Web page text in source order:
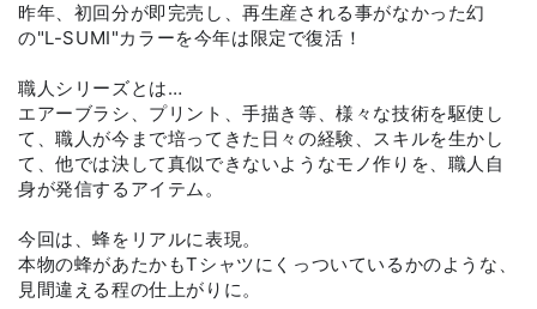
昨年、初回分が即完売し、再生産される事がなかった幻
の"L-SUMI"カラーを今年は限定で復活！
職人シリーズとは…
エアーブラシ、プリント、手描き等、様々な技術を駆使し
て、職人が今まで培ってきた日々の経験、スキルを生かし
て、他では決して真似できないようなモノ作りを、職人自
身が発信するアイテム。
今回は、蜂をリアルに表現。
本物の蜂があたかもTシャツにくっついているかのような、
見間違える程の仕上がりに。